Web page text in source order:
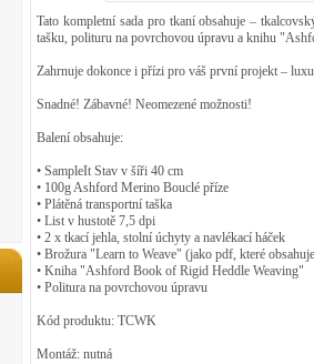
Tato kompletní sada pro tkaní obsahuje –
tašku, polituru na povrchovou úpravu a knihu
Zahrnuje dokonce i přízi pro váš první projekt –
Snadné! Zábavné! Neomezené možnosti!
Balení obsahuje:
• SampleIt Stav v šíři 40 cm
• 100g Ashford Merino Bouclé příze
• Plátěná transportní taška
• List v hustotě 7,5 dpi
• 2 x tkací jehla, stolní úchyty a navlékací háček
• Brožura "Learn to Weave" (jako pdf, které
• Kniha "Ashford Book of Rigid Heddle Weaving"
• Politura na povrchovou úpravu
Kód produktu: TCWK
Montáž: nutná